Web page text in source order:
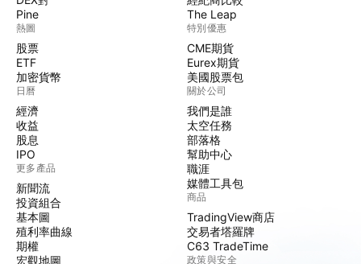
Pine
熱圖
股票
ETF
加密貨幣
日曆
經濟
收益
股息
IPO
更多產品
新聞流
投資組合
基本圖
殖利率曲線
期權
宏觀地圖
The Leap
特別優惠
CME期貨
Eurex期貨
美國股票包
關於公司
我們是誰
太空任務
部落格
幫助中心
職涯
媒體工具包
商品
TradingView商店
交易者塔羅牌
C63 TradeTime
政策與安全